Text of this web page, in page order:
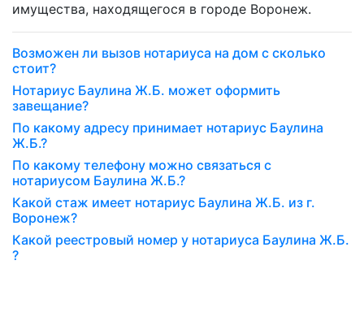
имущества, находящегося в городе Воронеж.
Возможен ли вызов нотариуса на дом с сколько
стоит?
Нотариус Баулина Ж.Б. может оформить
завещание?
По какому адресу принимает нотариус Баулина
Ж.Б.?
По какому телефону можно связаться с
нотариусом Баулина Ж.Б.?
Какой стаж имеет нотариус Баулина Ж.Б. из г.
Воронеж?
Какой реестровый номер у нотариуса Баулина Ж.Б.
?